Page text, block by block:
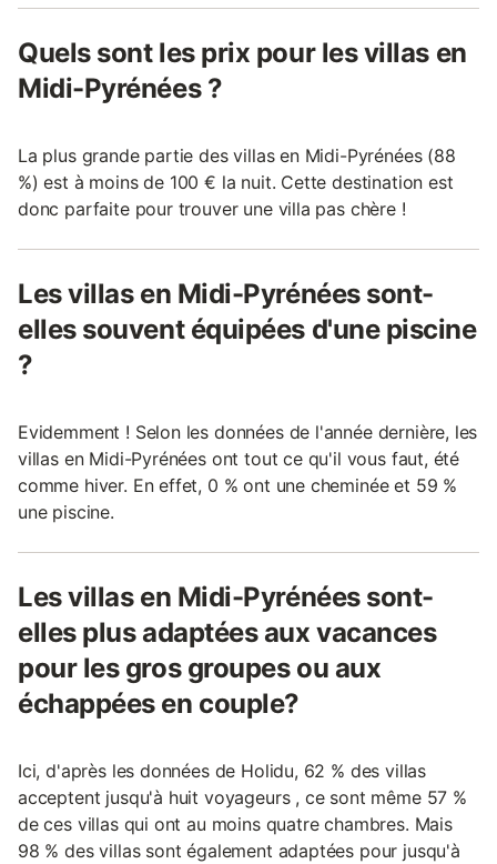
Quels sont les prix pour les villas en
Midi-Pyrénées ?
La plus grande partie des villas en Midi-Pyrénées (88
%) est à moins de 100 € la nuit. Cette destination est
donc parfaite pour trouver une villa pas chère !
Les villas en Midi-Pyrénées sont-
elles souvent équipées d'une piscine
?
Evidemment ! Selon les données de l'année dernière, les
villas en Midi-Pyrénées ont tout ce qu'il vous faut, été
comme hiver. En effet, 0 % ont une cheminée et 59 %
une piscine.
Les villas en Midi-Pyrénées sont-
elles plus adaptées aux vacances
pour les gros groupes ou aux
échappées en couple?
Ici, d'après les données de Holidu, 62 % des villas
acceptent jusqu'à huit voyageurs , ce sont même 57 %
de ces villas qui ont au moins quatre chambres. Mais
98 % des villas sont également adaptées pour jusqu'à